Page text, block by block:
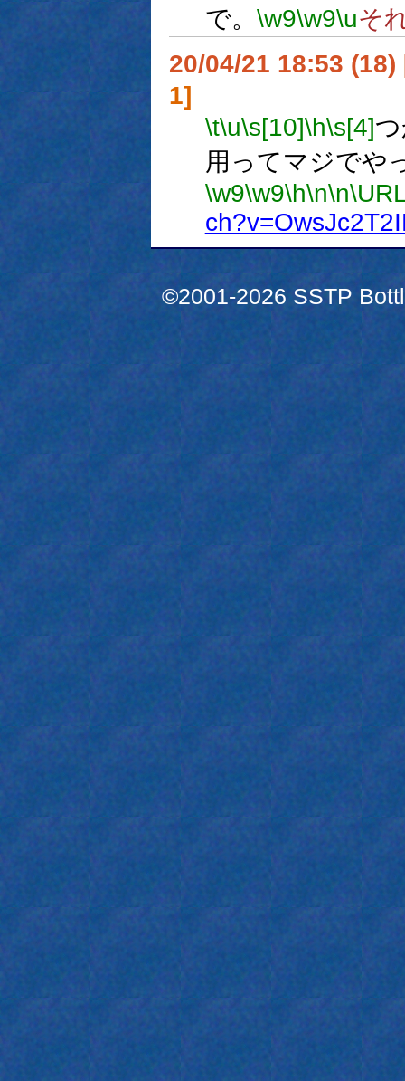
で。 \w9\w9\uそ
20/04/21 18:53 (18)
1]
\t\u\s[10]\h\s[4]
用ってマジでや
\w9\w9\h\n\n
©2001-2026 SSTP